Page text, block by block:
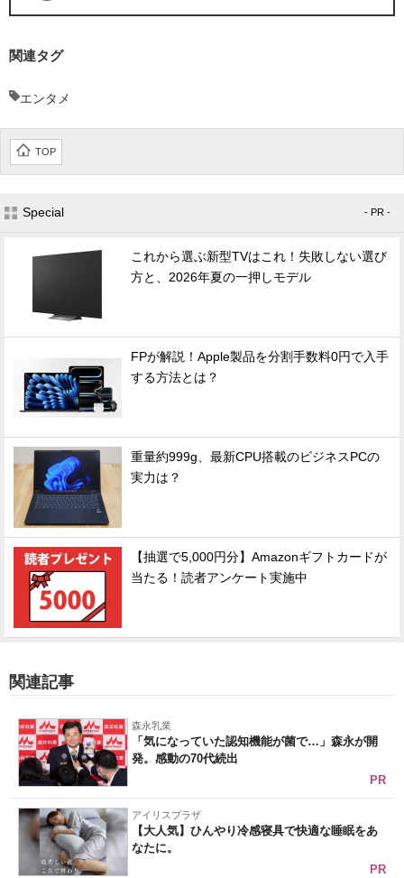
関連タグ
エンタメ
TOP
Special - PR -
これから選ぶ新型TVはこれ！失敗しない選び
方と、2026年夏の一押しモデル
FPが解説！Apple製品を分割手数料0円で入手
する方法とは？
重量約999g、最新CPU搭載のビジネスPCの
実力は？
【抽選で5,000円分】Amazonギフトカードが
当たる！読者アンケート実施中
関連記事
森永乳業
「気になっていた認知機能が菌で…」森永が開
発。感動の70代続出
PR
アイリスプラザ
【大人気】ひんやり冷感寝具で快適な睡眠をあ
なたに。
PR